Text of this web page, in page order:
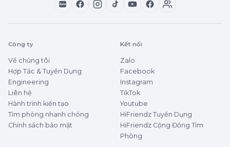
Zalo
Công ty
Về chúng tôi
Hợp Tác & Tuyển Dụng
Engineering
Liên hệ
Hành trình kiến tạo
Tìm phòng nhanh chóng
Chính sách bảo mật
Kết nối
Zalo
Facebook
Instagram
TikTok
Youtube
HiFriendz Tuyển Dụng
HiFriendz Cộng Đồng Tìm
Phòng